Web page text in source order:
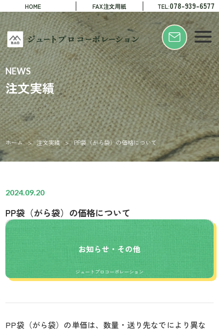
HOME FAX注文用紙 TEL:078-939-6577
NEWS
注文実績
ホーム > 注文実績 > PP袋（がら袋）の価格について
お知らせ・その他
ジュートプロコーポレーション
2024.09.20
PP袋（がら袋）の価格について
PP袋（がら袋）の単価は、数量・送り先なでにより異な